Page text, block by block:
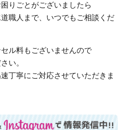
りごとがございましたら
職人まで、いつでもご相談くだ
ル料もございませんので
い。
丁寧にご対応させていただきま